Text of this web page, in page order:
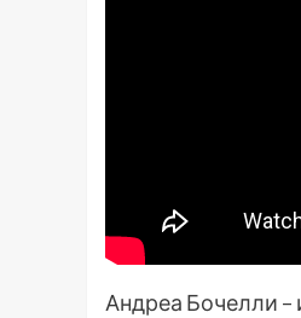
Андреа Бочелли –